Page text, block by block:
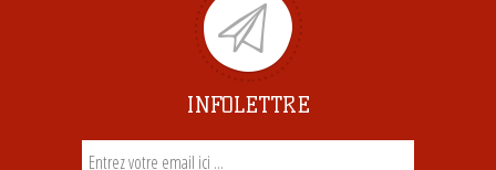
INFOLETTRE